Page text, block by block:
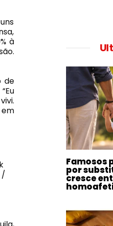
à
de
/
Famosos
por
cresce